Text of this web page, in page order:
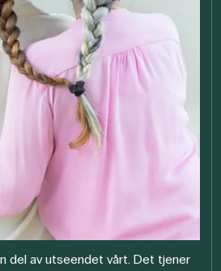
del av utseendet vårt. Det tjener